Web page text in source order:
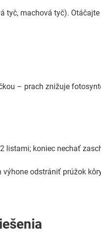
tyč, machová tyč).
– prach znižuje
listami; koniec nechať
výhone odstrániť prúžok